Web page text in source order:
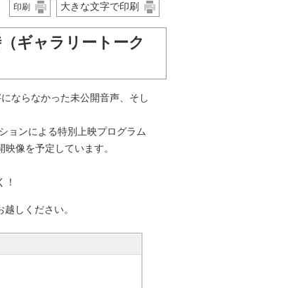
印刷 大きな文字で印刷
ギャラリートーク
ならなかった未公開音声、そし
ョンによる特別上映プログラム
像を予定しています。
しください。